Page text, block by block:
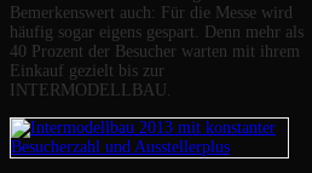
Bemerkenswert auch: Für die Messe wird
häufig sogar eigens gespart. Denn mehr als
40 Prozent der Besucher warten mit ihrem
Einkauf gezielt bis zur
INTERMODELLBAU.